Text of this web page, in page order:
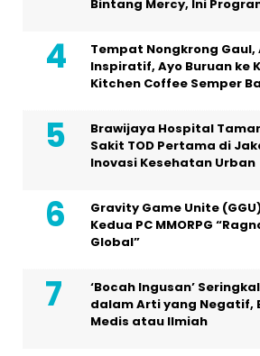
Bintang Mercy, Ini
Tempat Nongkrong Gaul,
Inspiratif, Ayo Buruan ke
Kitchen Coffee Semper
Brawijaya Hospital
Sakit TOD Pertama di
Inovasi Kesehatan Urban
Gravity Game Unite
Kedua PC MMORPG
Global”
‘Bocah Ingusan’
dalam Arti yang Negatif,
Medis atau Ilmiah